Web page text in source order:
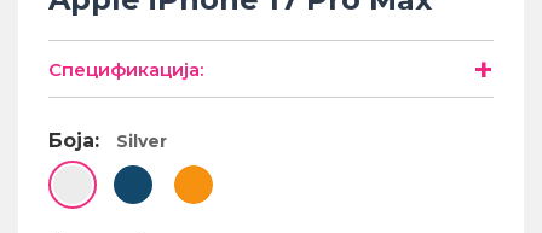
Спецификација: +
Боја: Silver
• Останато
PLAYSTATION
ПАМЕТНИ УРЕДИ ЗА БЕЗБЕДНОСТ